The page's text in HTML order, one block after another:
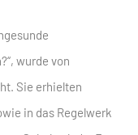
wurde von
Sie erhielten
in das Regelwerk